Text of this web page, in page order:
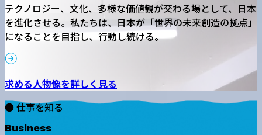
テクノロジー、文化、多様な価値観が交わる場として、日本
を進化させる。私たちは、日本が「世界の未来創造の拠点」
になることを目指し、行動し続ける。
求める人物像を詳しく見る
● 仕事を知る
Business